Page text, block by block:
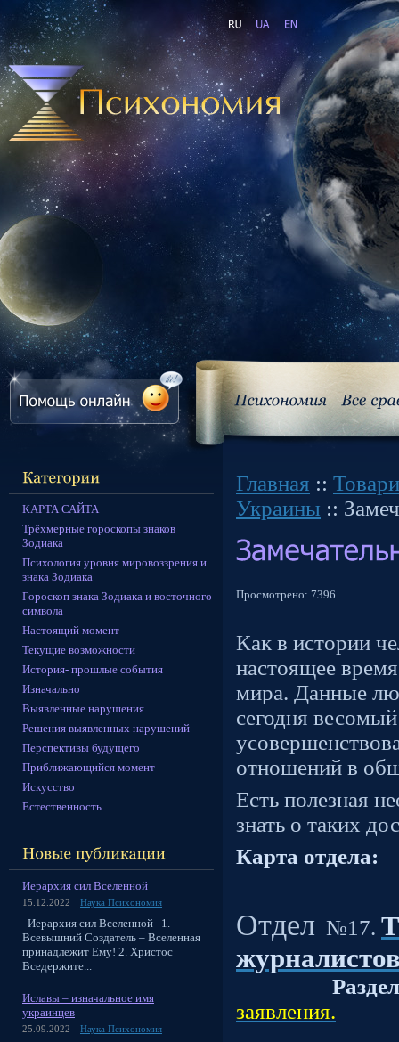
КАРТА САЙТА
Трёхмерные гороскопы знаков
Зодиака
Психология уровня мировоззрения и
знака Зодиака
Гороскоп знака Зодиака и восточного
символа
Настоящий момент
Текущие возможности
История- прошлые события
Изначально
Выявленные нарушения
Решения выявленных нарушений
Перспективы будущего
Приближающийся момент
Искусство
Естественность
Иерархия сил Вселенной
15.12.2022 Наука Психономия
Иерархия сил Вселенной 1.
Всевышний Создатель – Вселенная
принадлежит Ему! 2. Христос
Вседержите...
Иславы – изначальное имя
украинцев
25.09.2022 Наука Психономия
Главная ::
Украины ::
Просмотрено: 7396
Как в истории
настоящее
мира. Данные
сегодня
отношений в
Есть полезная
знать о таких
Карта отдела:
Отдел №17.
Раздел
заявления.